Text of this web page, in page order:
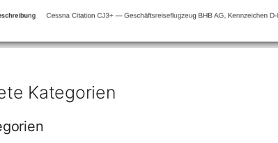
Kategorien